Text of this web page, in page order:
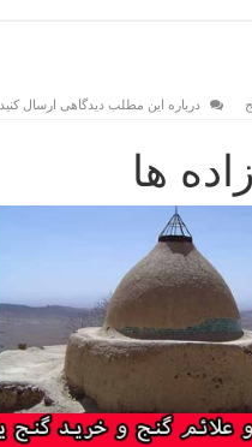
درباره این مطلب دیدگاهی ارسال کنید
ها